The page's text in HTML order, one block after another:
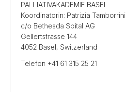
PALLIATIVAKADEMIE BASEL
Koordinatorin: Patrizia Tamborrini
c/o Bethesda Spital AG
Gellertstrasse 144
4052 Basel, Switzerland
Telefon +41 61 315 25 21